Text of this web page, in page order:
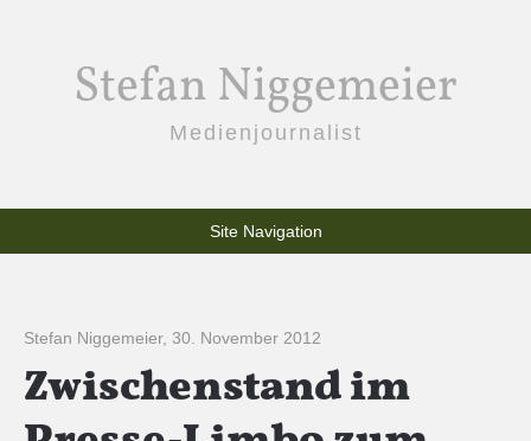
Stefan Niggemeier
Medienjournalist
Site Navigation
Stefan Niggemeier, 30. November 2012
Zwischenstand im